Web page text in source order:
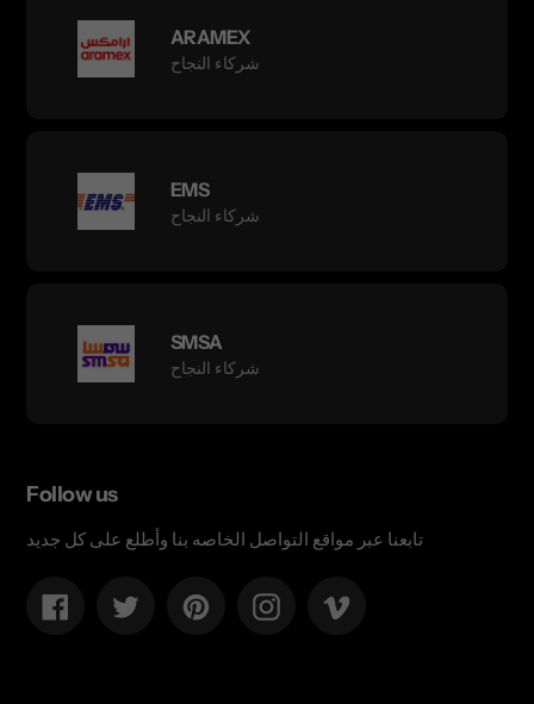
ARAMEX
شركاء النجاح
EMS
شركاء النجاح
SMSA
شركاء النجاح
Follow us
تابعنا عبر مواقع التواصل الخاصه بنا وأطلع على كل جديد
Facebook Twitter PinterestInstagram